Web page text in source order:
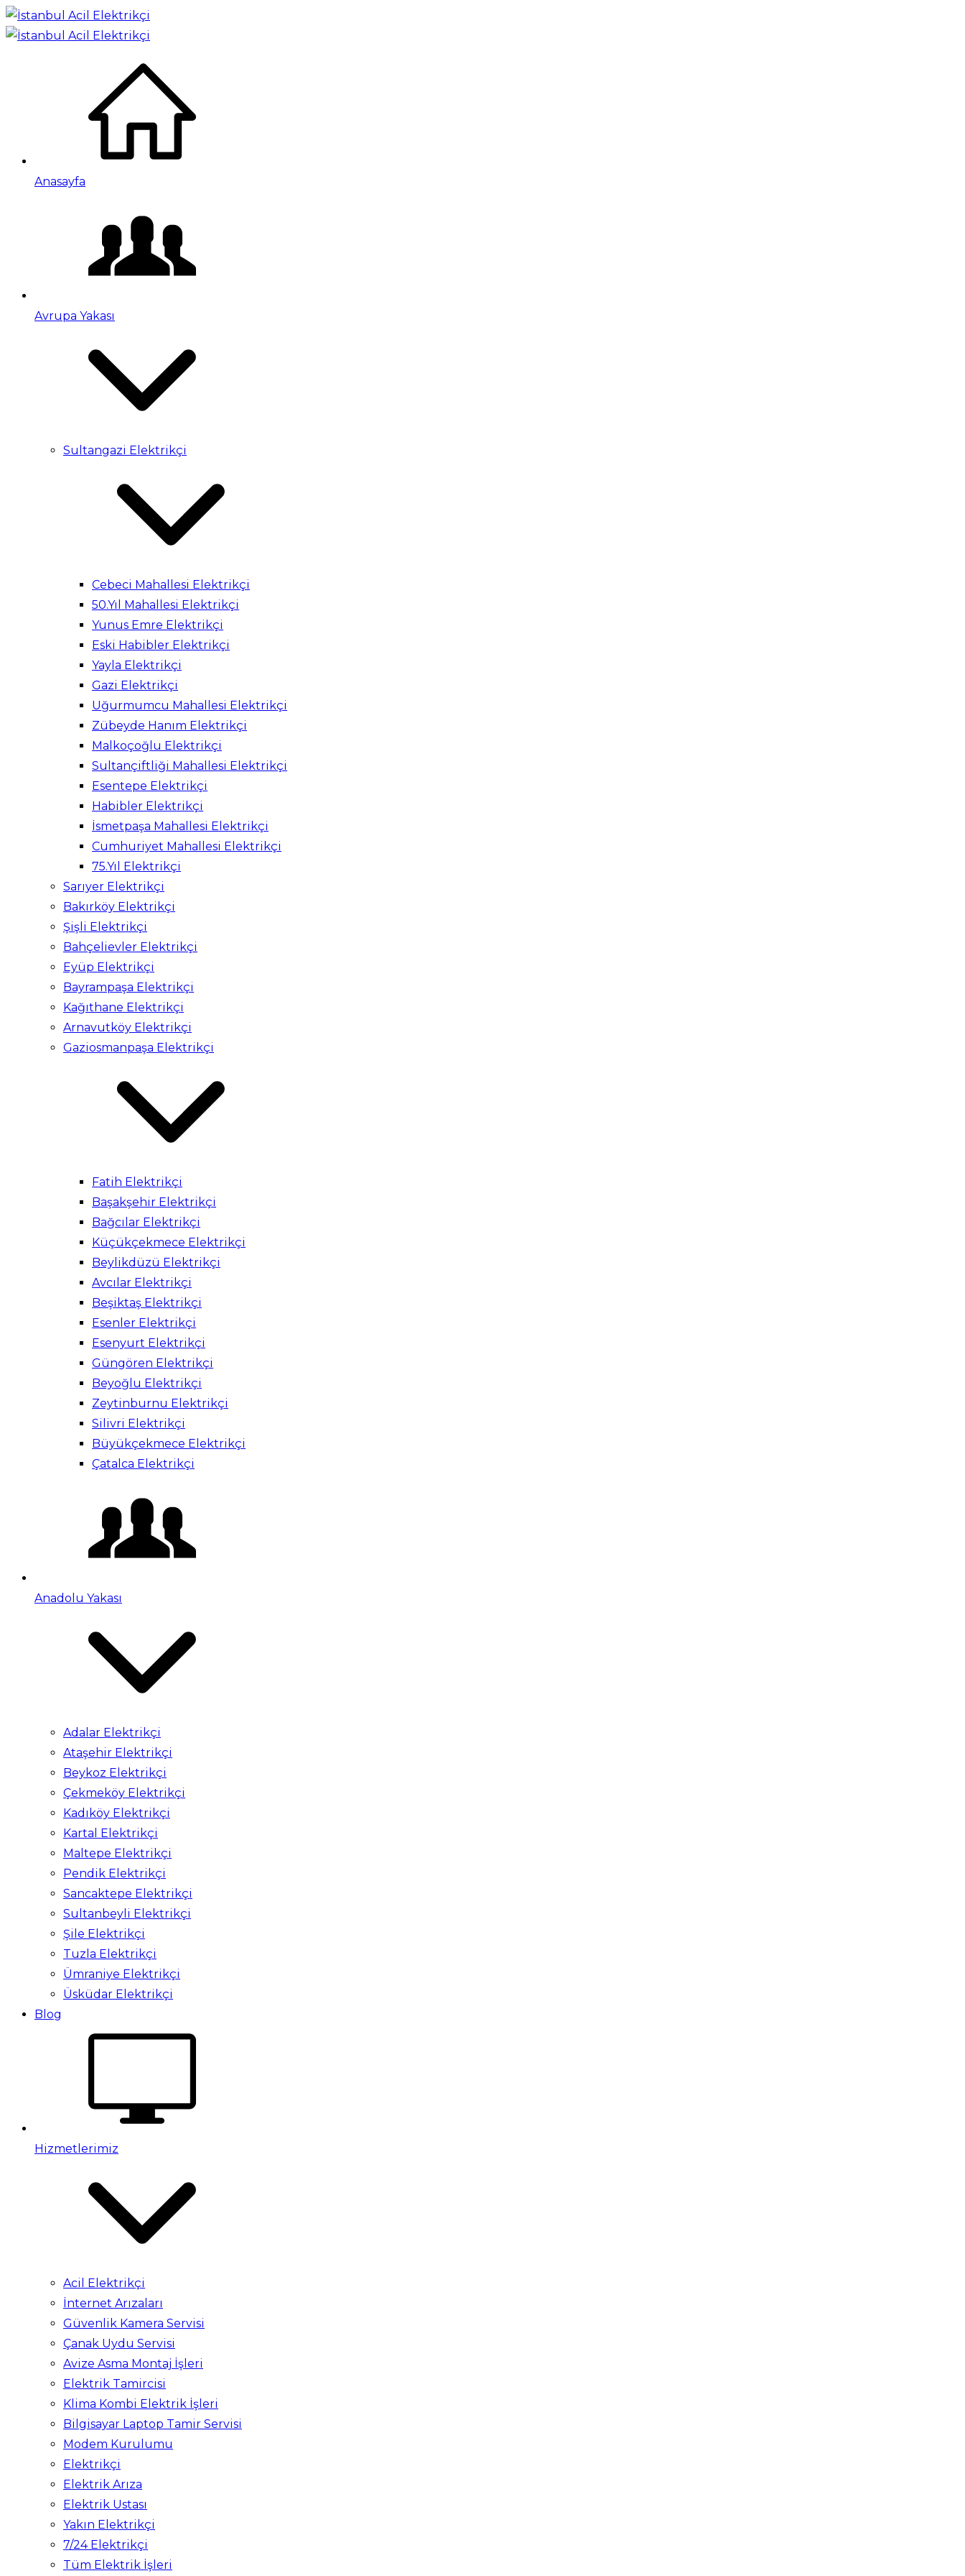
Anasayfa
Avrupa Yakası
Sultangazi Elektrikçi
Cebeci Mahallesi Elektrikçi
50.Yıl Mahallesi Elektrikçi
Yunus Emre Elektrikçi
Eski Habibler Elektrikçi
Yayla Elektrikçi
Gazi Elektrikçi
Uğurmumcu Mahallesi Elektrikçi
Zübeyde Hanım Elektrikçi
Malkoçoğlu Elektrikçi
Sultançiftliği Mahallesi Elektrikçi
Esentepe Elektrikçi
Habibler Elektrikçi
İsmetpaşa Mahallesi Elektrikçi
Cumhuriyet Mahallesi Elektrikçi
75.Yıl Elektrikçi
Sarıyer Elektrikçi
Bakırköy Elektrikçi
Şişli Elektrikçi
Bahçelievler Elektrikçi
Eyüp Elektrikçi
Bayrampaşa Elektrikçi
Kağıthane Elektrikçi
Arnavutköy Elektrikçi
Gaziosmanpaşa Elektrikçi
Fatih Elektrikçi
Başakşehir Elektrikçi
Bağcılar Elektrikçi
Küçükçekmece Elektrikçi
Beylikdüzü Elektrikçi
Avcılar Elektrikçi
Beşiktaş Elektrikçi
Esenler Elektrikçi
Esenyurt Elektrikçi
Güngören Elektrikçi
Beyoğlu Elektrikçi
Zeytinburnu Elektrikçi
Silivri Elektrikçi
Büyükçekmece Elektrikçi
Çatalca Elektrikçi
Anadolu Yakası
Adalar Elektrikçi
Ataşehir Elektrikçi
Beykoz Elektrikçi
Çekmeköy Elektrikçi
Kadıköy Elektrikçi
Kartal Elektrikçi
Maltepe Elektrikçi
Pendik Elektrikçi
Sancaktepe Elektrikçi
Sultanbeyli Elektrikçi
Şile Elektrikçi
Tuzla Elektrikçi
Ümraniye Elektrikçi
Üsküdar Elektrikçi
Blog
Hizmetlerimiz
Acil Elektrikçi
İnternet Arızaları
Güvenlik Kamera Servisi
Çanak Uydu Servisi
Avize Asma Montaj İşleri
Elektrik Tamircisi
Klima Kombi Elektrik İşleri
Bilgisayar Laptop Tamir Servisi
Modem Kurulumu
Elektrikçi
Elektrik Arıza
Elektrik Ustası
Yakın Elektrikçi
7/24 Elektrikçi
Tüm Elektrik İşleri